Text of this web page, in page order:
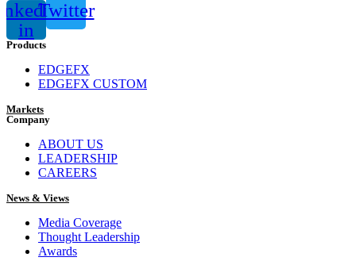
in
Twitter
Products
EDGEFX
EDGEFX CUSTOM
Markets
Company
ABOUT US
LEADERSHIP
CAREERS
News & Views
Media Coverage
Thought Leadership
Awards